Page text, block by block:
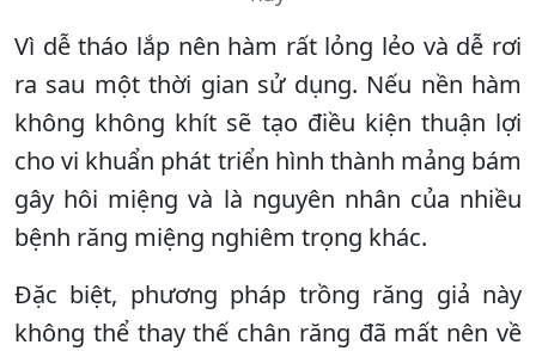
Vì dễ tháo lắp nên hàm rất lỏng lẻo và dễ rơi
ra sau một thời gian sử dụng. Nếu nền hàm
không không khít sẽ tạo điều kiện thuận lợi
cho vi khuẩn phát triển hình thành mảng bám
gây hôi miệng và là nguyên nhân của nhiều
bệnh răng miệng nghiêm trọng khác.
Đặc biệt, phương pháp trồng răng giả này
không thể thay thế chân răng đã mất nên về